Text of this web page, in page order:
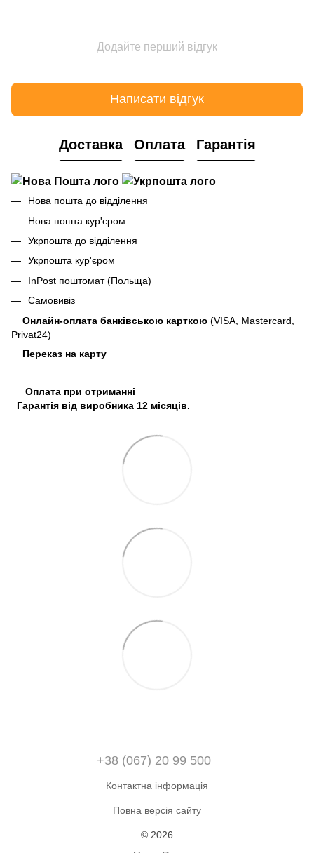
Додайте перший відгук
Написати відгук
Доставка Оплата Гарантія
Нова пошта до відділення
Нова пошта кур'єром
Укрпошта до відділення
Укрпошта кур'єром
InPost поштомат (Польща)
Самовивіз
Онлайн-оплата банківською карткою (VISA, Mastercard,
Privat24)
Переказ на карту
Оплата при отриманні
Гарантія від виробника 12 місяців.
+38 (067) 20 99 500
Контактна інформація
Повна версія сайту
© 2026